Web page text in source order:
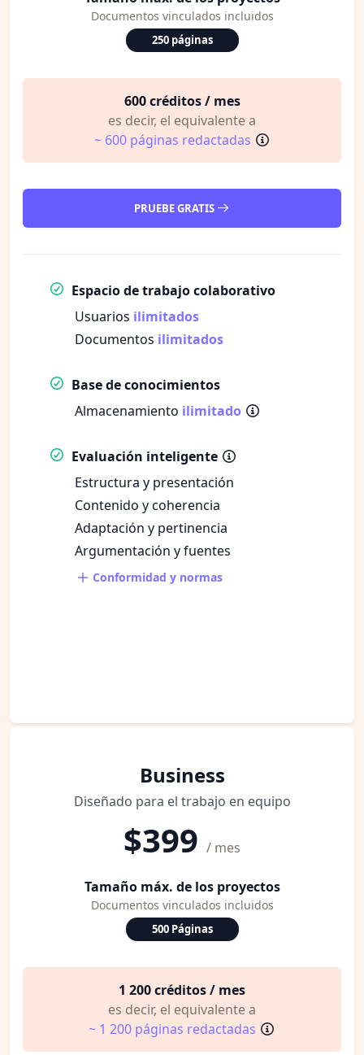
Documentos vinculados incluidos
250 páginas
600 créditos / mes
es decir, el equivalente a
~ 600 páginas redactadas
PRUEBE GRATIS
Espacio de trabajo colaborativo
Usuarios ilimitados
Documentos ilimitados
Base de conocimientos
Almacenamiento ilimitado
Evaluación inteligente
Estructura y presentación
Contenido y coherencia
Adaptación y pertinencia
Argumentación y fuentes
Conformidad y normas
Business
Diseñado para el trabajo en equipo
$399 / mes
Tamaño máx. de los proyectos
Documentos vinculados incluidos
500 Páginas
1 200 créditos / mes
es decir, el equivalente a
~ 1 200 páginas redactadas